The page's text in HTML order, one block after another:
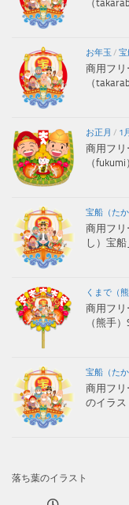
（
お年玉 / 宝
商用フリ
（
お正月 / 1月
商用フリ
（
宝船（たか
商用フ
し）宝
くまで（熊
商用フ
（熊手
宝船（たか
商用フ
のイラス
落ち葉のイラスト